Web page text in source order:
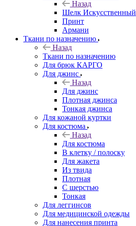
Назад
Шелк Искусственный
Принт
Армани
Ткани по назначению
Назад
Ткани по назначению
Для брюк КАРГО
Для джинс
Назад
Для джинс
Плотная джинса
Тонкая джинса
Для кожаной куртки
Для костюма
Назад
Для костюма
В клетку / полоску
Для жакета
Из твида
Плотная
С шерстью
Тонкая
Для леггинсов
Для медицинской одежды
Для нанесения принта